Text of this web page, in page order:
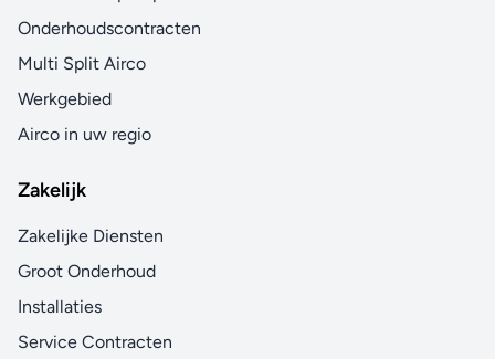
Onderhoudscontracten
Multi Split Airco
Werkgebied
Airco in uw regio
Zakelijk
Zakelijke Diensten
Groot Onderhoud
Installaties
Service Contracten